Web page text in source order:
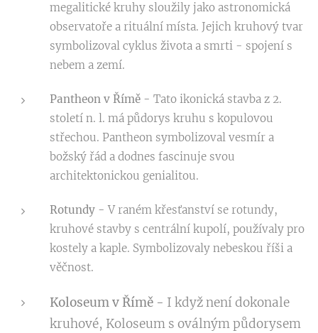
megalitické kruhy sloužily jako astronomická
observatoře a rituální místa. Jejich kruhový tvar
symbolizoval cyklus života a smrti - spojení s
nebem a zemí.
Pantheon v Římě - Tato ikonická stavba z 2.
století n. l. má půdorys kruhu s kopulovou
střechou. Pantheon symbolizoval vesmír a
božský řád a dodnes fascinuje svou
architektonickou genialitou.
Rotundy -V raném křesťanství se rotundy,
kruhové stavby s centrální kupolí, používaly pro
kostely a kaple. Symbolizovaly nebeskou říši a
věčnost.
Koloseum v Římě - I když není dokonale
kruhové, Koloseum s oválným půdorysem